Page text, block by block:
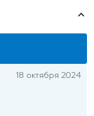
18 октября 2024